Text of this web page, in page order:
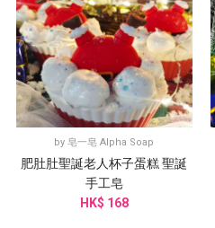
by皂一皂 Alpha Soap
肥肚肚聖誕老人杯子蛋糕 聖誕
手工皂
HK$ 168